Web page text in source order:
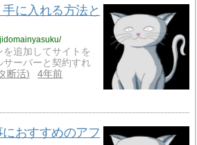
に入れる方法と
追加してサイトを
ーバーと契約すれ
断活
4年前
おすすめのアフ